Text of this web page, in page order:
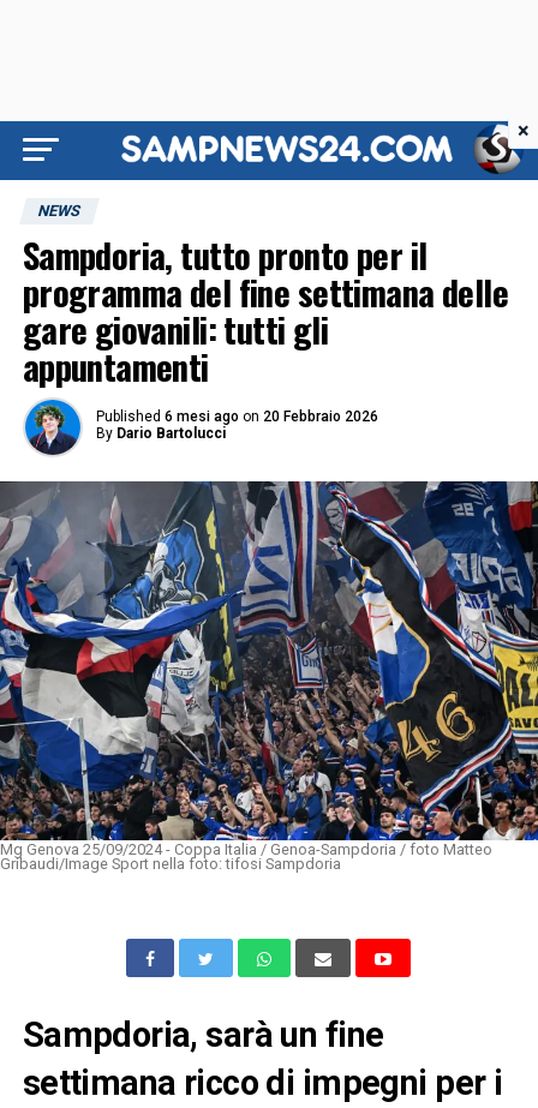
NEWS
Sampdoria, tutto pronto per il
programma del fine settimana delle
gare giovanili: tutti gli
appuntamenti
Published 6 mesi ago on 20 Febbraio 2026
By Dario Bartolucci
Mg Genova 25/09/2024 - Coppa Italia / Genoa-Sampdoria / foto Matteo
Gribaudi/Image Sport nella foto: tifosi Sampdoria
Sampdoria, sarà un fine
settimana ricco di impegni per i
×